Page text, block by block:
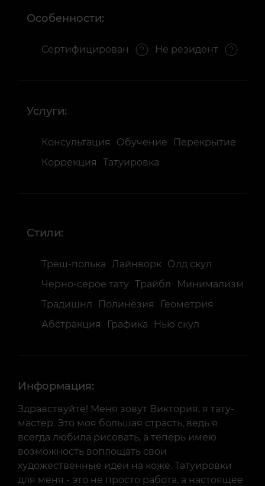
Особенности:
Сертифицирован Не резидент
Услуги:
Консультация Обучение
Перекрытие
Коррекция
Татуировка
Стили:
Треш-полька Лайнворк Олд скул
Черно-серое тату Трайбл
Минимализм
Традишнл
Полинезия
Геометрия
Абстракция
Графика Нью скул
Информация:
Здравствуйте! Меня зовут Виктория, я тату-
мастер. Это моя большая страсть, ведь я
всегда любила рисовать, а теперь имею
возможность воплощать свои
художественные идеи на коже. Татуировки
для меня - это не просто работа, а настоящее